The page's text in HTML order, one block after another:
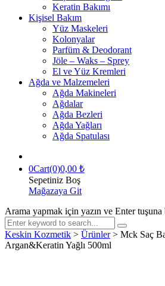
Keratin Bakımı
Kişisel Bakım
Yüz Maskeleri
Kolonyalar
Parfüm & Deodorant
Jöle – Waks – Sprey
El ve Yüz Kremleri
Ağda ve Malzemeleri
Ağda Makineleri
Ağdalar
Ağda Bezleri
Ağda Yağları
Ağda Spatulası
0Cart(0)0,00 ₺
Sepetiniz Boş
Mağazaya Git
Arama yapmak için yazın ve Enter tuşuna
Keskin Kozmetik > Ürünler> Mck Saç
Argan&Keratin Yağlı 500ml